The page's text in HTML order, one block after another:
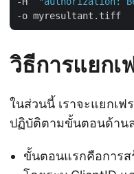
วิธีการแยกเ
ในส่วนนี้ เราจะแยกเฟ
ปฏิบัติตามขั้นตอนด้าน
ขั้นตอนแรกคือการส